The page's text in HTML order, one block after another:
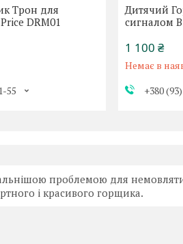
Трон для
DRM01
55
Дитячий
сигналом
1 100 ₴
Немає в
+380
проблемою для немовляти
і красивого горщика.